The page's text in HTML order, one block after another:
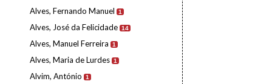
Alves, Fernando Manuel 1
Alves, José da Felicidade 14
Alves, Manuel Ferreira 1
Alves, Maria de Lurdes 1
Alvim, António 1